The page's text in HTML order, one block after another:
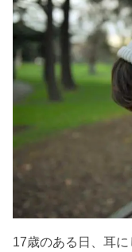
17歳のある日、耳